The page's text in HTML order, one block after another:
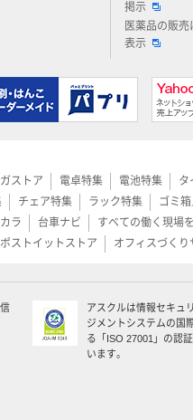
掲示
医薬品の販売
表示
ストア 電卓特集 電池特集
タ
チェア特集 ラック特集
ゴミ
ラ 台車ナビ
すべての働く現場
ポストイットストア オフィスづくり
アスクルは情報セキュ
ジメントシステムの国
る「ISO 27001」の認
います。